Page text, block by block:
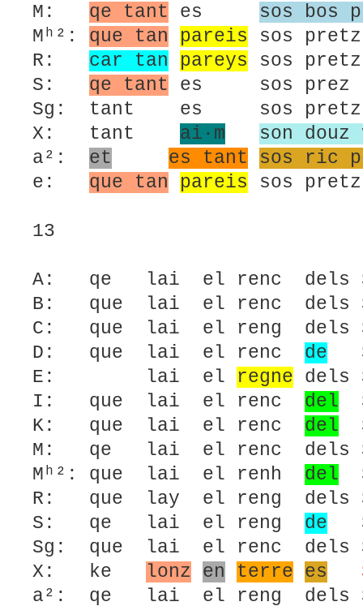
M: qe tant es sos bos
Mʰ²: que tan pareis sos
R: car tan pareys sos
S: qe tant es sos
Sg: tant es sos
X: tant ai·m
son
a²: et es tant
sos ric
e: que tan pareis sos
13
A: qe lai el renc dels
B: que lai el renc dels
C: que lai el reng dels
D: que lai el renc de
E: lai el regne dels
I: que lai el renc del
K: que lai el renc del
M: qe lai el renc dels
Mʰ²: que lai el renh del
R: que lay el reng dels
S: qe lai el reng de
Sg: que lai el renc dels
X: ke
lonz en terre es
a²: qe lai el reng dels